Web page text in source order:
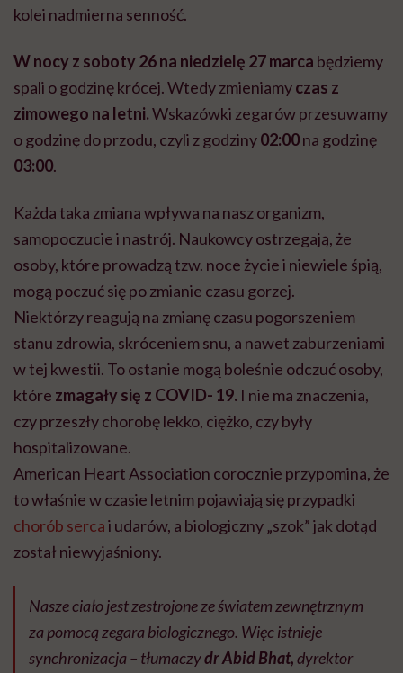
kolei nadmierna senność.
W nocy z soboty 26 na niedzielę 27 marca będziemy
spali o godzinę krócej. Wtedy zmieniamyczas z
zimowego na letni.Wskazówki zegarów przesuwamy
o godzinę do przodu, czyli z godziny02:00na godzinę
03:00.
Każda taka zmiana wpływa na nasz organizm,
samopoczucie i nastrój. Naukowcy ostrzegają, że
osoby, które prowadzą tzw. noce życie i niewiele śpią,
mogą poczuć się po zmianie czasu gorzej.
Niektórzy reagują na zmianę czasu pogorszeniem
stanu zdrowia, skróceniem snu, a nawet zaburzeniami
w tej kwestii. To ostanie mogą boleśnie odczuć osoby,
które zmagały się z COVID- 19. I nie ma znaczenia,
czy przeszły chorobę lekko, ciężko, czy były
hospitalizowane.
American Heart Association corocznie przypomina, że
to właśnie w czasie letnim pojawiają się przypadki
chorób sercai udarów, a biologiczny „szok” jak dotąd
został niewyjaśniony.
Nasze ciało jest zestrojone ze światem zewnętrznym
za pomocą zegara biologicznego. Więc istnieje
synchronizacja – tłumaczydr Abid Bhat,dyrektor